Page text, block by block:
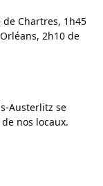
Chartres, 1h45
2h10 de
Austerlitz se
nos locaux.